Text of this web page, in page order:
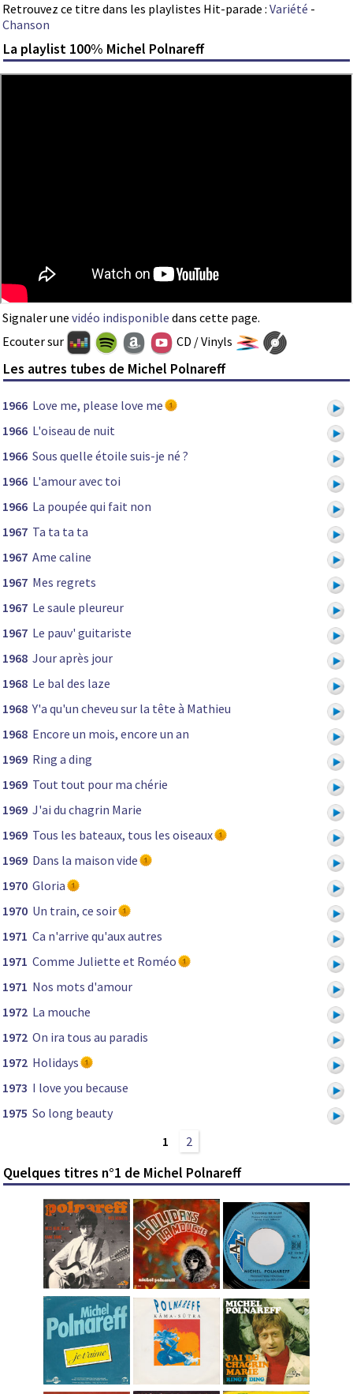
Retrouvez ce titre dans les playlistes Hit-parade : Variété -
Chanson
La playlist 100% Michel Polnareff
Signaler une vidéo indisponible dans cette page.
Ecouter sur
CD / Vinyls
Les autres tubes de Michel Polnareff
1966 Love me, please love me
1966 L'oiseau de nuit
1966 Sous quelle étoile suis-je né ?
1966 L'amour avec toi
1966 La poupée qui fait non
1967 Ta ta ta ta
1967 Ame caline
1967 Mes regrets
1967 Le saule pleureur
1967 Le pauv' guitariste
1968 Jour après jour
1968 Le bal des laze
1968 Y'a qu'un cheveu sur la tête à Mathieu
1968 Encore un mois, encore un an
1969 Ring a ding
1969 Tout tout pour ma chérie
1969 J'ai du chagrin Marie
1969 Tous les bateaux, tous les oiseaux
1969 Dans la maison vide
1970 Gloria
1970 Un train, ce soir
1971 Ca n'arrive qu'aux autres
1971 Comme Juliette et Roméo
1971 Nos mots d'amour
1972 La mouche
1972 On ira tous au paradis
1972 Holidays
1973 I love you because
1975 So long beauty
1
2
Quelques titres n°1 de Michel Polnareff